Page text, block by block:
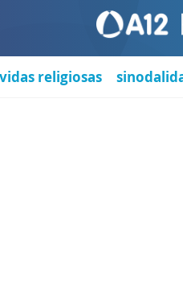
religiosas